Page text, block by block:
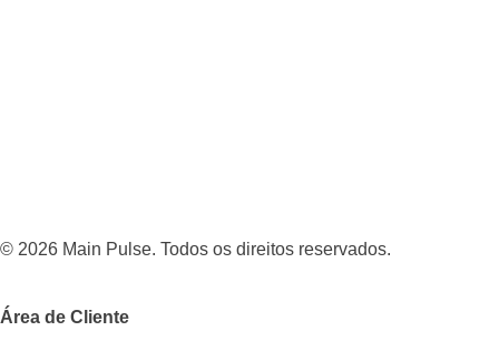
© 2026 Main Pulse. Todos os direitos reservados.
Área de Cliente